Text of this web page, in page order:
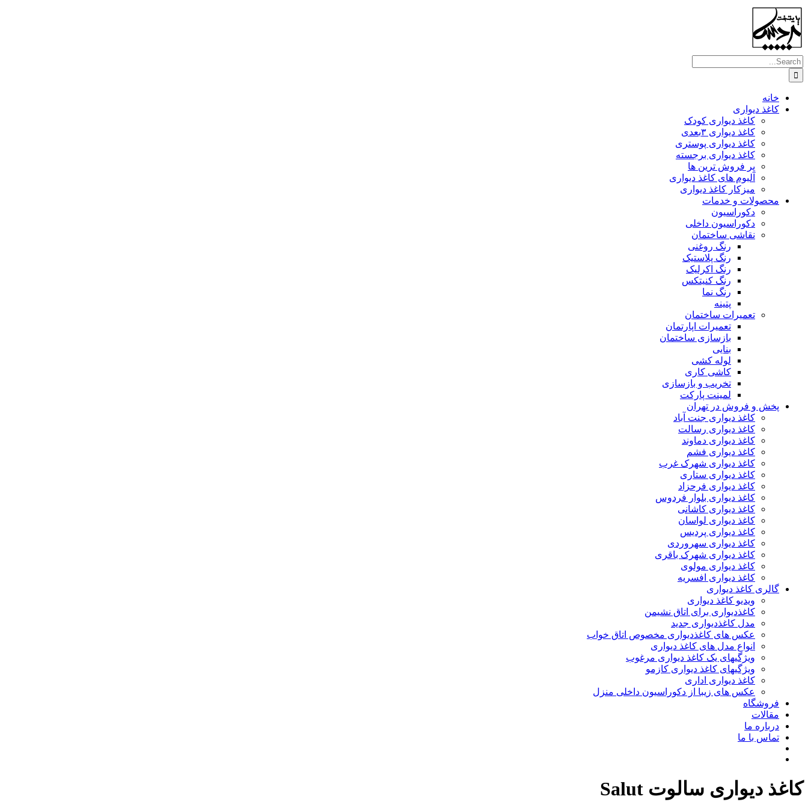
Skip
to
content
Search
for:
خانه
کاغذ دیواری
کاغذ دیواری کودک
کاغذ دیواری ۳بعدی
کاغذ دیواری پوستری
کاغذ دیواری برجسته
پر فروش ترین ها
آلبوم های کاغذ دیواری
میزکار کاغذ دیواری
محصولات و خدمات
دکوراسیون
دکوراسیون داخلی
نقاشی ساختمان
رنگ روغنی
رنگ پلاستیک
رنگ اکرلیک
رنگ کنیتکس
رنگ نما
پتینه
تعمیرات ساختمان
تعمیرات اپارتمان
بازسازی ساختمان
بنایی
لوله کشی
کاشی کاری
تخریب و بازسازی
لمینت پارکت
پخش و فروش در تهران
کاغذ دیواری جنت آباد
کاغذ دیواری رسالت
کاغذ دیواری دماوند
کاغذ دیواری فشم
کاغذ دیواری شهرک غرب
کاغذ دیواری ستاری
کاغذ دیواری فرحزاد
کاغذ دیواری بلوار فردوس
کاغذ دیواری کاشانی
کاغذ دیواری لواسان
کاغذ دیواری پردیس
کاغذ دیواری سهروردی
کاغذ دیواری شهرک باقری
کاغذ دیواری مولوی
کاغذ دیواری افسریه
گالری کاغذ دیواری
ویدیو کاغذ دیواری
کاغذدیواری برای اتاق نشیمن
مدل کاغذدیواری جدید
عکس های کاغذدیواری مخصوص اتاق خواب
انواع مدل های کاغذ دیواری
ویژگیهای یک کاغذ دیواری مرغوب
ویژگیهای کاغذ دیواری کازمو
کاغذ دیواری اداری
عکس های زیبا از دکوراسیون داخلی منزل
فروشگاه
مقالات
درباره ما
تماس با ما
کاغذ دیواری سالوت Salut